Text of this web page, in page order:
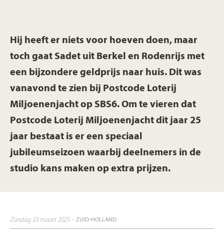
Hij heeft er niets voor hoeven doen, maar
toch gaat Sadet uit Berkel en Rodenrijs met
een bijzondere geldprijs naar huis. Dit was
vanavond te zien bij Postcode Loterij
Miljoenenjacht op SBS6. Om te vieren dat
Postcode Loterij Miljoenenjacht dit jaar 25
jaar bestaat is er een speciaal
jubileumseizoen waarbij deelnemers in de
studio kans maken op extra prijzen.
zondag 23 maart 2025 - ZUID-HOLLAND